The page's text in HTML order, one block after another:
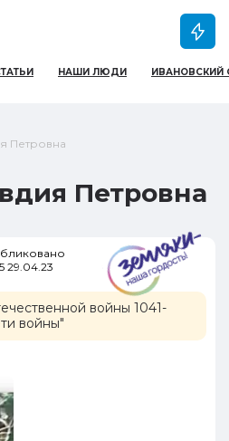
НАШИ ЛЮДИ ИВАНОВСКИЙ
Петровна
Петровна
29.04.23
войны 1041-
войны"